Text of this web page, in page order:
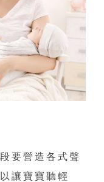
要營造各式聲
讓寶寶聽輕